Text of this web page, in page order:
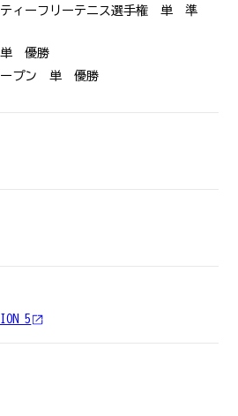
ィーフリーテニス選手権 単 準
優勝
ープン 単 優勝
5